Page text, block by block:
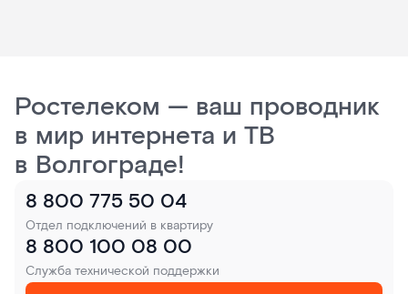
Ростелеком — ваш проводник
в мир интернета и ТВ
в Волгограде!
8 800 775 50 04
Отдел подключений в квартиру
8 800 100 08 00
Служба технической поддержки